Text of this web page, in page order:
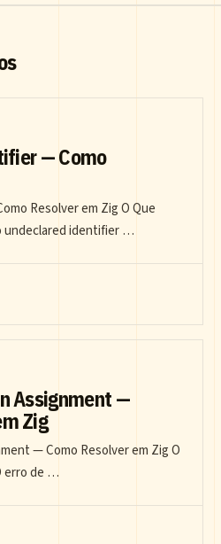
— Como
Resolver em Zig O Que
undeclared identifier …
Assignment —
Zig
— Como Resolver em Zig O
erro de …